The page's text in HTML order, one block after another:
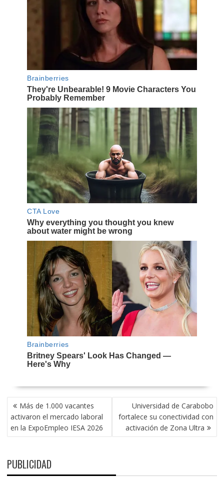
NAVEGACIÓN
DE
ENTRADAS
Más de 1.000 vacantes
activaron el mercado laboral
en la ExpoEmpleo IESA 2026
Universidad de Carabobo
fortalece su conectividad con
activación de Zona Ultra
PUBLICIDAD